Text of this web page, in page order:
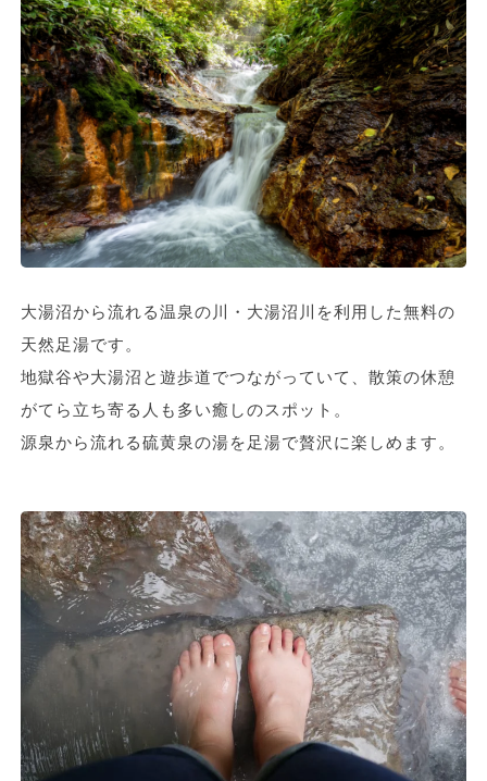
大湯沼から流れる温泉の川・大湯沼川を利用した無料の
天然足湯です。
地獄谷や大湯沼と遊歩道でつながっていて、散策の休憩
がてら立ち寄る人も多い癒しのスポット。
源泉から流れる硫黄泉の湯を足湯で贅沢に楽しめます。